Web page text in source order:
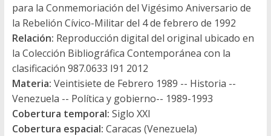
para la Conmemoriación del Vigésimo Aniversario de
la Rebelión Cívico-Militar del 4 de febrero de 1992
Relación: Reproducción digital del original ubicado en
la Colección Bibliográfica Contemporánea con la
clasificación 987.0633 I91 2012
Materia: Veintisiete de Febrero 1989 -- Historia --
Venezuela -- Política y gobierno-- 1989-1993
Cobertura temporal: Siglo XXI
Cobertura espacial: Caracas (Venezuela)